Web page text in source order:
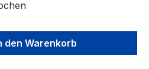
Wert
den Warenkorb